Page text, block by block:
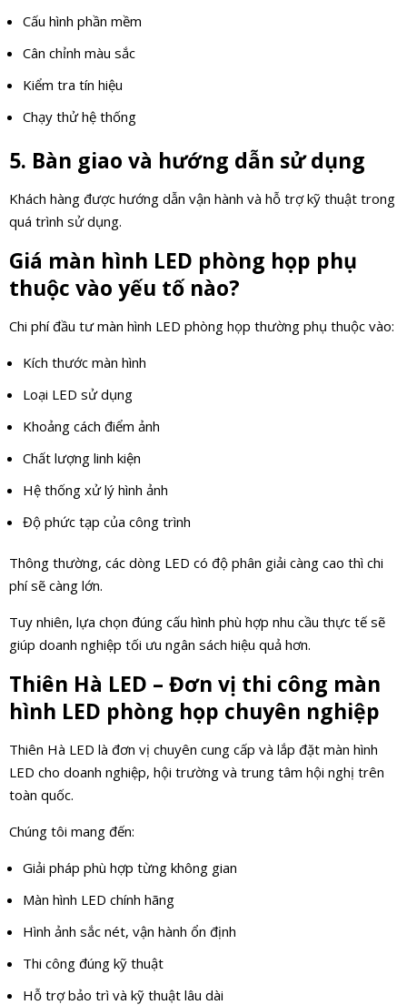
Cấu hình phần mềm
Cân chỉnh màu sắc
Kiểm tra tín hiệu
Chạy thử hệ thống
5. Bàn giao và hướng dẫn sử dụng
Khách hàng được hướng dẫn vận hành và hỗ trợ kỹ thuật trong
quá trình sử dụng.
Giá màn hình LED phòng họp phụ
thuộc vào yếu tố nào?
Chi phí đầu tư màn hình LED phòng họp thường phụ thuộc vào:
Kích thước màn hình
Loại LED sử dụng
Khoảng cách điểm ảnh
Chất lượng linh kiện
Hệ thống xử lý hình ảnh
Độ phức tạp của công trình
Thông thường, các dòng LED có độ phân giải càng cao thì chi
phí sẽ càng lớn.
Tuy nhiên, lựa chọn đúng cấu hình phù hợp nhu cầu thực tế sẽ
giúp doanh nghiệp tối ưu ngân sách hiệu quả hơn.
Thiên Hà LED – Đơn vị thi công màn
hình LED phòng họp chuyên nghiệp
Thiên Hà LED là đơn vị chuyên cung cấp và lắp đặt màn hình
LED cho doanh nghiệp, hội trường và trung tâm hội nghị trên
toàn quốc.
Chúng tôi mang đến:
Giải pháp phù hợp từng không gian
Màn hình LED chính hãng
Hình ảnh sắc nét, vận hành ổn định
Thi công đúng kỹ thuật
Hỗ trợ bảo trì và kỹ thuật lâu dài